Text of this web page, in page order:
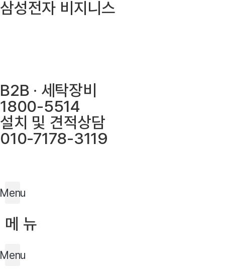
Skip
to
삼성전자 비지니스
B2B · 세탁장비
1800-5514
설치 및 견적상담
010-7178-3119
Menu
메 뉴
Menu